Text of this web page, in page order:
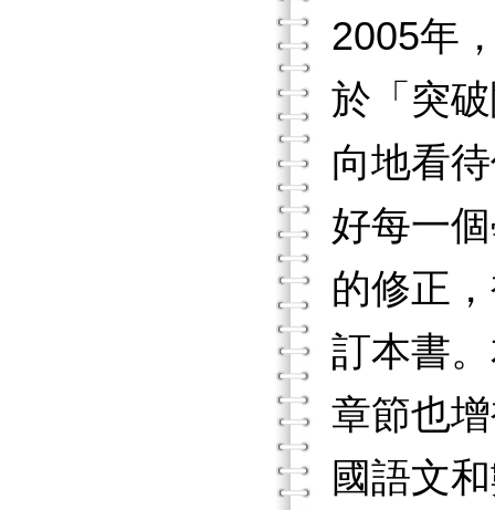
2005年
於「突
向地看
好每一
的修正
訂本書
章節也
國語文